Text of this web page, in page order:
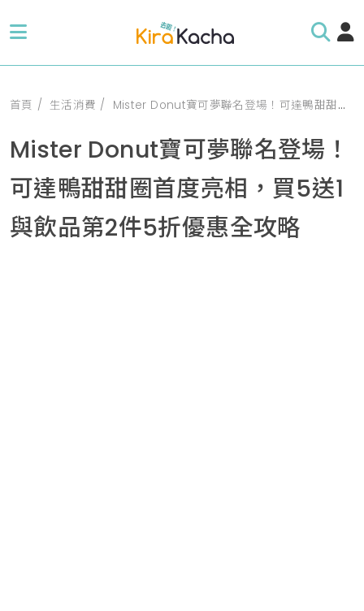
首頁 生活消費 Mister Donut寶可夢聯名登場！可達鴨甜甜圈首度亮相，買5送1與飲品第2件5折優惠全攻略
Mister Donut寶可夢聯名登場！
可達鴨甜甜圈首度亮相，買5送1
與飲品第2件5折優惠全攻略